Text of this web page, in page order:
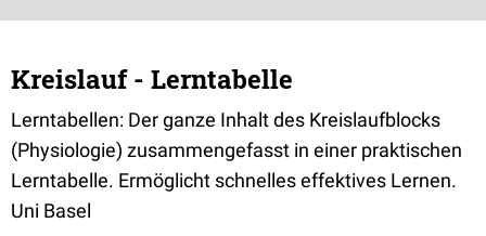
Kreislauf - Lerntabelle
Lerntabellen: Der ganze Inhalt des Kreislaufblocks
(Physiologie) zusammengefasst in einer praktischen
Lerntabelle. Ermöglicht schnelles effektives Lernen.
Uni Basel